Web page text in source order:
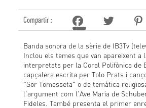
Compartir :
Banda sonora de la sèrie de IB3Tv
Inclou els temes que van apareixent a
interpretats per la Coral Polifònica de
capçalera escrita per Tolo Prats i
"Sor Tomasseta" o de temàtica
l'argument com l'Ave Maria de
Fideles. També presenta el primer